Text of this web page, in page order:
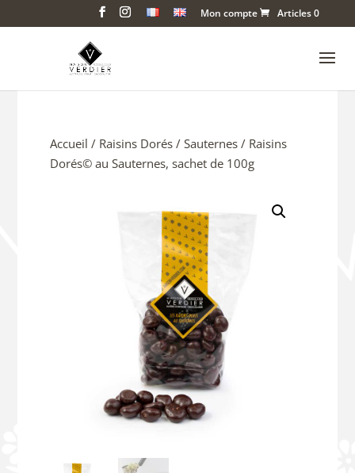
Mon compte Articles 0
Accueil / Raisins Dorés/ Sauternes/ Raisins
Dorés© au Sauternes, sachet de 100g